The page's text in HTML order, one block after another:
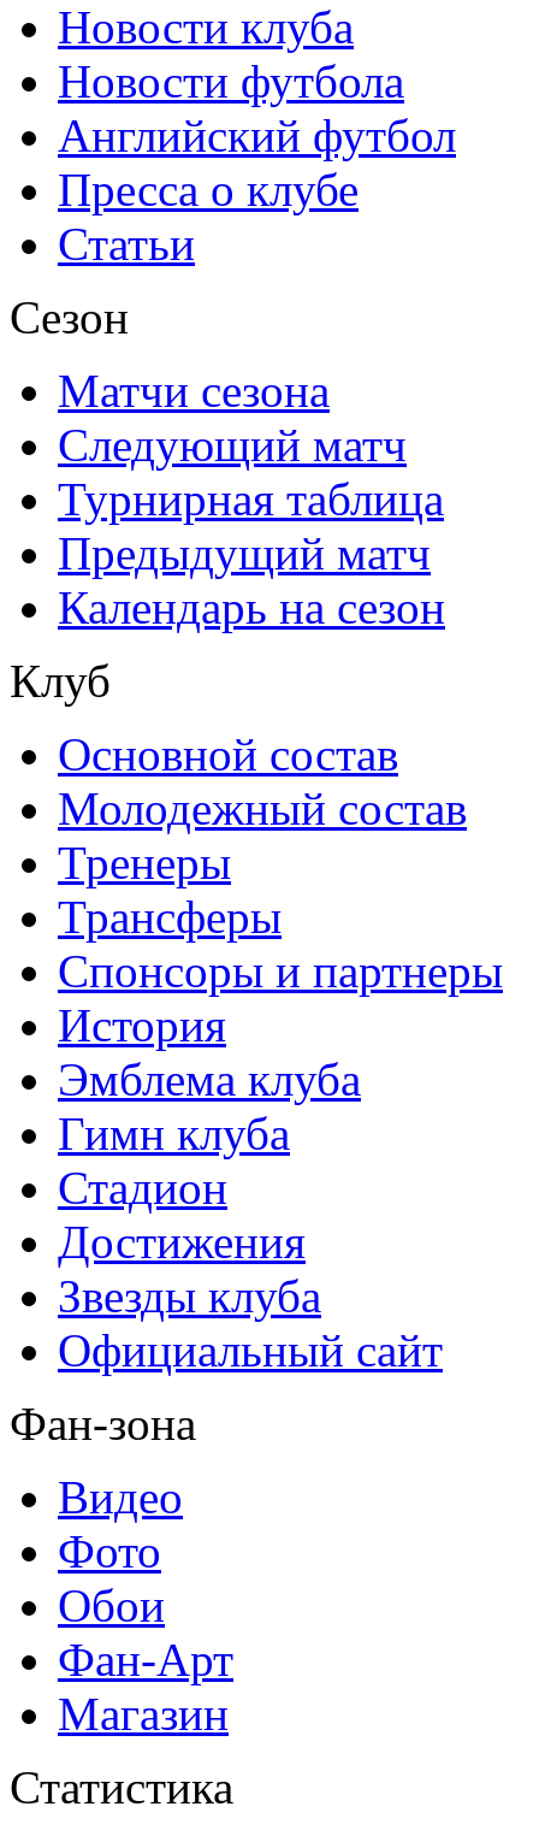
Новости клуба
Новости футбола
Английский футбол
Пресса о клубе
Статьи
Сезон
Матчи сезона
Следующий матч
Турнирная таблица
Предыдущий матч
Календарь на сезон
Клуб
Основной состав
Молодежный состав
Тренеры
Трансферы
Спонсоры и партнеры
История
Эмблема клуба
Гимн клуба
Стадион
Достижения
Звезды клуба
Официальный сайт
Фан-зона
Видео
Фото
Обои
Фан-Арт
Магазин
Статистика